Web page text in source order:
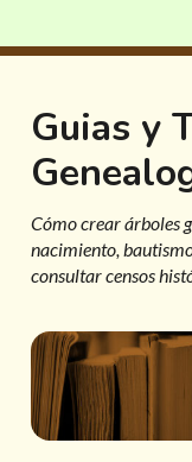
Guias y
Cómo crear árboles
nacimiento,
consultar censos